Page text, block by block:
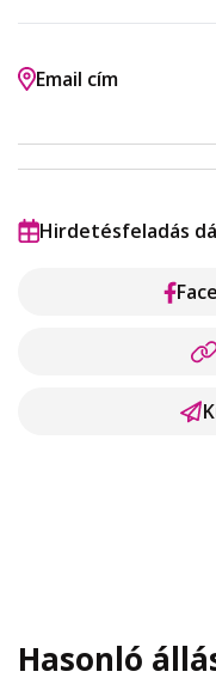
Email cím
Hirdetésfeladás
Hasonló